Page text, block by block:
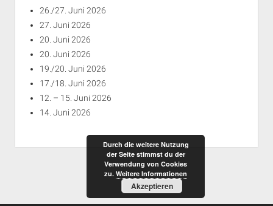
26./27. Juni 2026
27. Juni 2026
20. Juni 2026
20. Juni 2026
19./20. Juni 2026
17./18. Juni 2026
12. – 15. Juni 2026
14. Juni 2026
Durch die weitere Nutzung
der Seite stimmst du der
Verwendung von Cookies
zu. Weitere Informationen
Akzeptieren